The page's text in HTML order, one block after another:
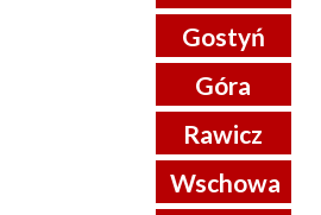
Gostyń
Góra
Rawicz
Wschowa